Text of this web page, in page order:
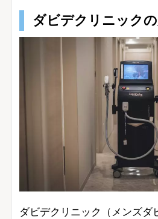
ダビデクリニック
ダビデクリニック（メンズダ